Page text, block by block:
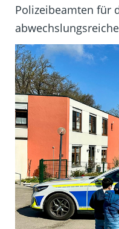
Polizeibeamten für